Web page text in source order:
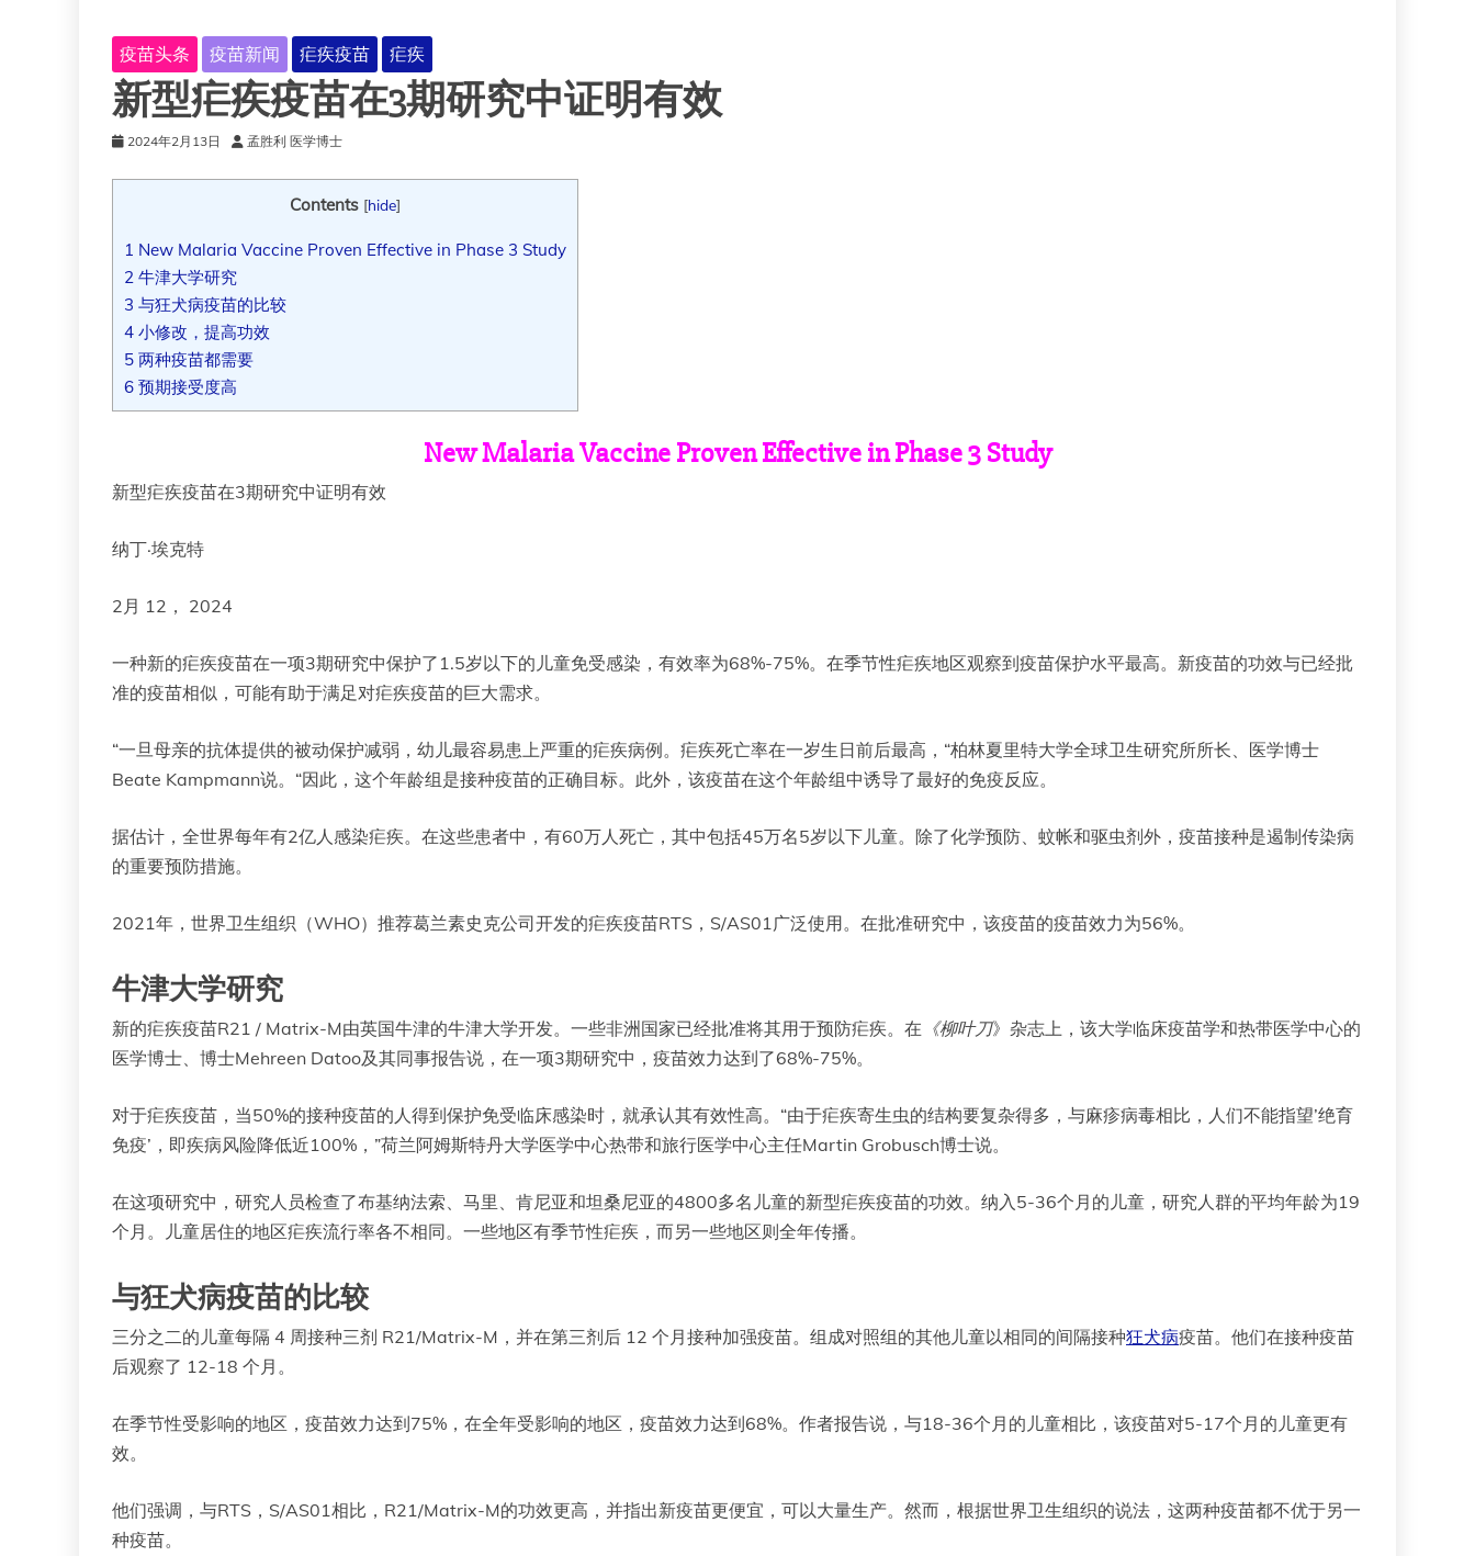
疫苗头条 疫苗新闻 疟疾疫苗 疟疾
新型疟疾疫苗在3期研究中证明有效
2024年2月13日 孟胜利 医学博士
Contents [hide]
1 New Malaria Vaccine Proven Effective in Phase 3 Study
2 牛津大学研究
3 与狂犬病疫苗的比较
4 小修改，提高功效
5 两种疫苗都需要
6 预期接受度高
New Malaria Vaccine Proven Effective in Phase 3 Study
新型疟疾疫苗在3期研究中证明有效
纳丁·埃克特
2月 12， 2024
一种新的疟疾疫苗在一项3期研究中保护了1.5岁以下的儿童免受感染，有效率为68%-75%。在季节性疟疾地区观察到疫苗保护水平最高。新疫苗的功效与已经批
准的疫苗相似，可能有助于满足对疟疾疫苗的巨大需求。
“一旦母亲的抗体提供的被动保护减弱，幼儿最容易患上严重的疟疾病例。疟疾死亡率在一岁生日前后最高，“柏林夏里特大学全球卫生研究所所长、医学博士
Beate Kampmann说。“因此，这个年龄组是接种疫苗的正确目标。此外，该疫苗在这个年龄组中诱导了最好的免疫反应。
据估计，全世界每年有2亿人感染疟疾。在这些患者中，有60万人死亡，其中包括45万名5岁以下儿童。除了化学预防、蚊帐和驱虫剂外，疫苗接种是遏制传染病
的重要预防措施。
2021年，世界卫生组织（WHO）推荐葛兰素史克公司开发的疟疾疫苗RTS，S/AS01广泛使用。在批准研究中，该疫苗的疫苗效力为56%。
牛津大学研究
新的疟疾疫苗R21 / Matrix-M由英国牛津的牛津大学开发。一些非洲国家已经批准将其用于预防疟疾。在 《柳叶刀》杂志上，该大学临床疫苗学和热带医学中心的
医学博士、博士Mehreen Datoo及其同事报告说，在一项3期研究中，疫苗效力达到了68%-75%。
对于疟疾疫苗，当50%的接种疫苗的人得到保护免受临床感染时，就承认其有效性高。“由于疟疾寄生虫的结构要复杂得多，与麻疹病毒相比，人们不能指望’绝育
免疫’，即疾病风险降低近100%，”荷兰阿姆斯特丹大学医学中心热带和旅行医学中心主任Martin Grobusch博士说。
在这项研究中，研究人员检查了布基纳法索、马里、肯尼亚和坦桑尼亚的4800多名儿童的新型疟疾疫苗的功效。纳入5-36个月的儿童，研究人群的平均年龄为19
个月。儿童居住的地区疟疾流行率各不相同。一些地区有季节性疟疾，而另一些地区则全年传播。
与狂犬病疫苗的比较
三分之二的儿童每隔 4 周接种三剂 R21/Matrix-M，并在第三剂后 12 个月接种加强疫苗。组成对照组的其他儿童以相同的间隔接种狂犬病疫苗。他们在接种疫苗
后观察了 12-18 个月。
在季节性受影响的地区，疫苗效力达到75%，在全年受影响的地区，疫苗效力达到68%。作者报告说，与18-36个月的儿童相比，该疫苗对5-17个月的儿童更有
效。
他们强调，与RTS，S/AS01相比，R21/Matrix-M的功效更高，并指出新疫苗更便宜，可以大量生产。然而，根据世界卫生组织的说法，这两种疫苗都不优于另一
种疫苗。